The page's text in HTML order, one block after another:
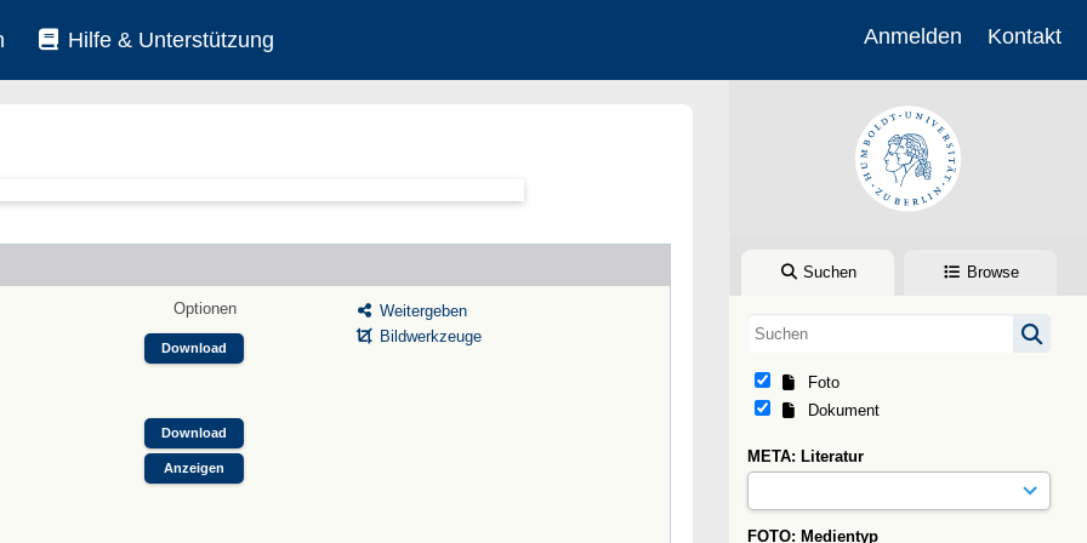
Hilfe & Unterstützung Anmelden Kontakt
Suchen Browse
Foto
Dokument
META: Literatur
FOTO: Medientyp
Optionen
Download
Download
Anzeigen
Weitergeben
Bildwerkzeuge